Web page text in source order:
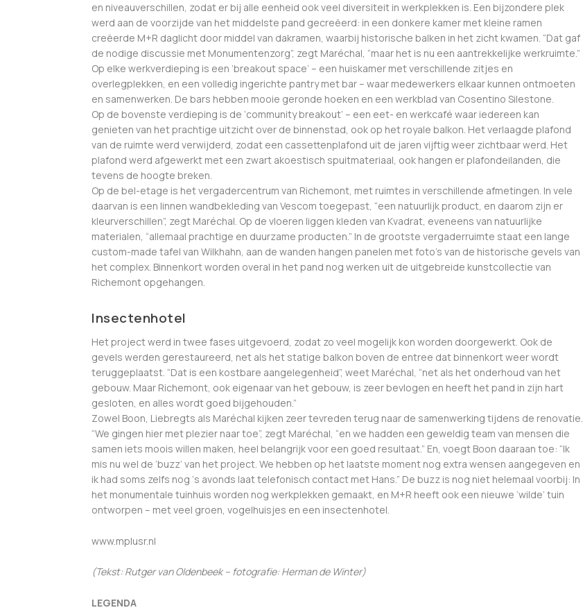
en niveauverschillen, zodat er bij alle eenheid ook veel diversiteit in werkplekken is. Een bijzondere plek
werd aan de voorzijde van het middelste pand gecreëerd: in een donkere kamer met kleine ramen
creëerde M+R daglicht door middel van dakramen, waarbij historische balken in het zicht kwamen. “Dat gaf
de nodige discussie met Monumentenzorg”, zegt Maréchal, “maar het is nu een aantrekkelijke werkruimte.”
Op elke werkverdieping is een ‘breakout space’ – een huiskamer met verschillende zitjes en
overlegplekken, en een volledig ingerichte pantry met bar – waar medewerkers elkaar kunnen ontmoeten
en samenwerken. De bars hebben mooie geronde hoeken en een werkblad van Cosentino Silestone.
Op de bovenste verdieping is de ‘community breakout’ – een eet- en werkcafé waar iedereen kan
genieten van het prachtige uitzicht over de binnenstad, ook op het royale balkon. Het verlaagde plafond
van de ruimte werd verwijderd, zodat een cassettenplafond uit de jaren vijftig weer zichtbaar werd. Het
plafond werd afgewerkt met een zwart akoestisch spuitmateriaal, ook hangen er plafondeilanden, die
tevens de hoogte breken.
Op de bel-etage is het vergadercentrum van Richemont, met ruimtes in verschillende afmetingen. In vele
daarvan is een linnen wandbekleding van Vescom toegepast, “een natuurlijk product, en daarom zijn er
kleurverschillen”, zegt Maréchal. Op de vloeren liggen kleden van Kvadrat, eveneens van natuurlijke
materialen, “allemaal prachtige en duurzame producten.” In de grootste vergaderruimte staat een lange
custom-made tafel van Wilkhahn, aan de wanden hangen panelen met foto’s van de historische gevels van
het complex. Binnenkort worden overal in het pand nog werken uit de uitgebreide kunstcollectie van
Richemont opgehangen.
Insectenhotel
Het project werd in twee fases uitgevoerd, zodat zo veel mogelijk kon worden doorgewerkt. Ook de
gevels werden gerestaureerd, net als het statige balkon boven de entree dat binnenkort weer wordt
teruggeplaatst. “Dat is een kostbare aangelegenheid”, weet Maréchal, “net als het onderhoud van het
gebouw. Maar Richemont, ook eigenaar van het gebouw, is zeer bevlogen en heeft het pand in zijn hart
gesloten, en alles wordt goed bijgehouden.”
Zowel Boon, Liebregts als Maréchal kijken zeer tevreden terug naar de samenwerking tijdens de renovatie.
“We gingen hier met plezier naar toe”, zegt Maréchal, “en we hadden een geweldig team van mensen die
samen iets moois willen maken, heel belangrijk voor een goed resultaat.” En, voegt Boon daaraan toe: “Ik
mis nu wel de ‘buzz’ van het project. We hebben op het laatste moment nog extra wensen aangegeven en
ik had soms zelfs nog ‘s avonds laat telefonisch contact met Hans.” De buzz is nog niet helemaal voorbij: In
het monumentale tuinhuis worden nog werkplekken gemaakt, en M+R heeft ook een nieuwe ‘wilde’ tuin
ontworpen – met veel groen, vogelhuisjes en een insectenhotel.
www.mplusr.nl
(Tekst: Rutger van Oldenbeek – fotografie: Herman de Winter)
LEGENDA